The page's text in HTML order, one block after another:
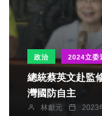
政治 2024立委
總統蔡英文赴監修宮贈匾籲 支
灣國防自主
林獻元 2023